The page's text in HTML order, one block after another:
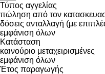
Τύπος αγγελίας
πώληση από τον
δόσεις ανταλλαγή (με
εμφάνιση όλων
Κατάσταση
καινούριο μεταχειρισμένες
εμφάνιση όλων
Έτος παραγωγής